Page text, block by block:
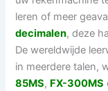
leren of meer
decimalen, deze
De wereldwijde
in meerdere talen,
85MS, FX-300MS